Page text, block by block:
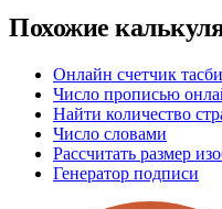
Похожие
Онлайн счетчик
Число прописью
Найти количество
Число словами
Рассчитать размер
Генератор подписи